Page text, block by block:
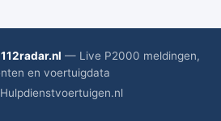
112radar.nl — Live P2000 meldingen,
en voertuigdata